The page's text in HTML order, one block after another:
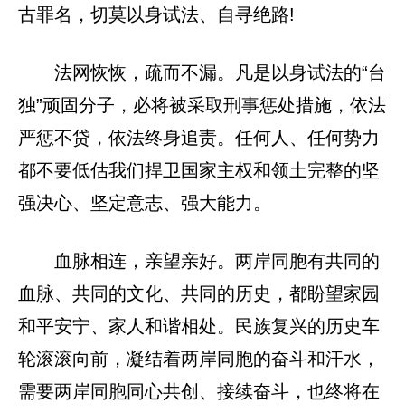
古罪名，切莫以身试法、自寻绝路!
法网恢恢，疏而不漏。凡是以身试法的“台
独”顽固分子，必将被采取刑事惩处措施，依法
严惩不贷，依法终身追责。任何人、任何势力
都不要低估我们捍卫国家主权和领土完整的坚
强决心、坚定意志、强大能力。
血脉相连，亲望亲好。两岸同胞有共同的
血脉、共同的文化、共同的历史，都盼望家园
和平安宁、家人和谐相处。民族复兴的历史车
轮滚滚向前，凝结着两岸同胞的奋斗和汗水，
需要两岸同胞同心共创、接续奋斗，也终将在